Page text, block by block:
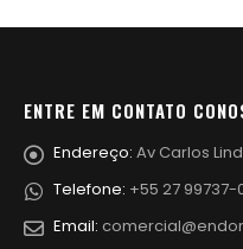
ENTRE EM CONTATO
Endereço: Av Carlos
Telefone: +55 27 99737-
Email: